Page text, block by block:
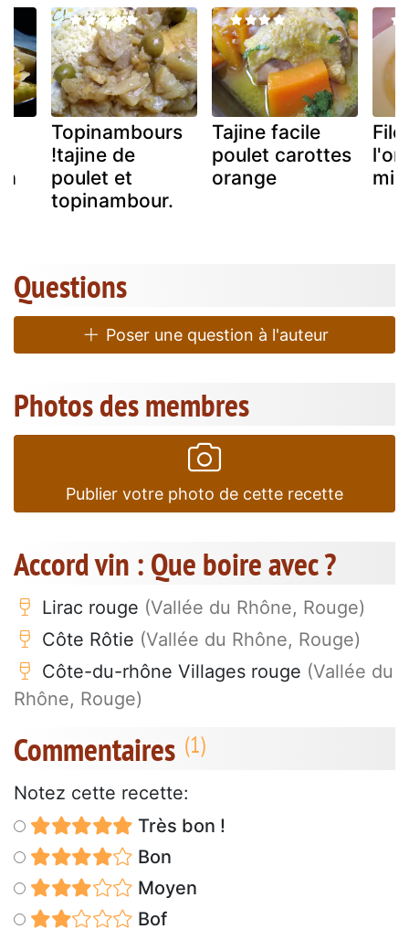
Topinambours
!tajine de
poulet et
topinambour.
Tajine facile
poulet carottes
orange
Questions
Poser une question à l'auteur
Photos des membres
Publier votre photo de cette recette
Accord vin : Que boire avec ?
Lirac rouge (Vallée du Rhône, Rouge)
Côte Rôtie (Vallée du Rhône, Rouge)
Côte-du-rhône Villages rouge (Vallée du
Rhône, Rouge)
Commentaires
Notez cette recette:
Très bon !
Bon
Moyen
Bof